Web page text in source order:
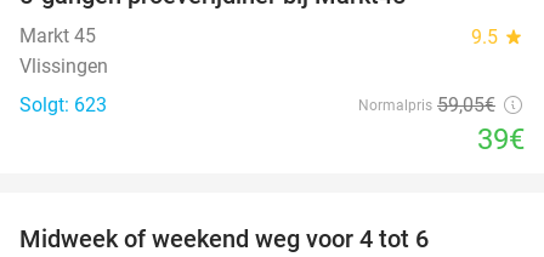
Markt 45 9.5 star
Vlissingen
Solgt: 623
Normalpris 59,05€
39€
Midweek of weekend weg voor 4 tot 6